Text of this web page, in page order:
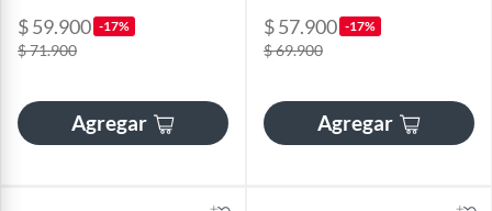
$ 59.900 -17%
$ 71.900
Agregar
$ 57.900 -17%
$ 69.900
Agregar